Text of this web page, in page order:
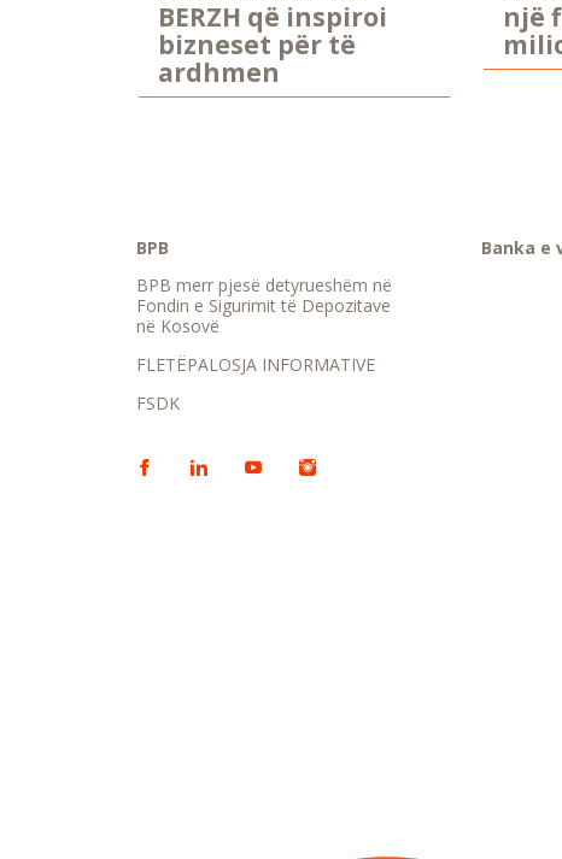
BERZH që inspiroi
bizneset për të
ardhmen
një
BPB
BPB merr pjesë detyrueshëm në
Fondin e Sigurimit të Depozitave
në Kosovë
FLETËPALOSJA INFORMATIVE
FSDK
Banka e